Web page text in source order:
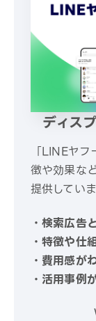
ディス
「LINEヤ
徴や効果な
提供していま
・検索広告
・特徴や仕
・費用感が
・活用事例